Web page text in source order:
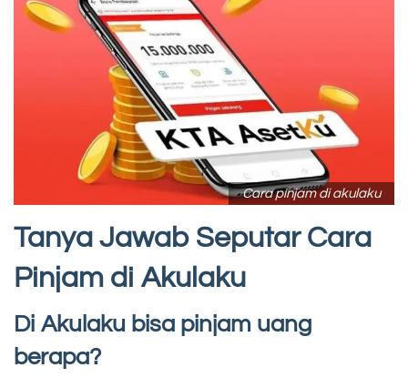
Cara pinjam di akulaku
Tanya Jawab Seputar Cara
Pinjam di Akulaku
Di Akulaku bisa pinjam uang
berapa?